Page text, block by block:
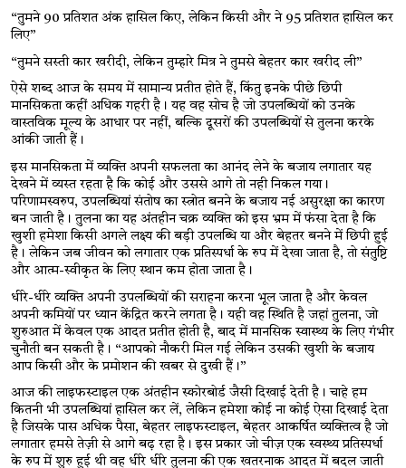
“तुमने 90 प्रतिशत अंक हासिल किए, लेकिन किसी और ने 95 प्रतिशत हासिल कर
लिए”
“तुमने सस्ती कार खरीदी, लेकिन तुम्हारे मित्र ने तुमसे बेहतर कार खरीद ली”
ऐसे शब्द आज के समय में सामान्य प्रतीत होते हैं, किंतु इनके पीछे छिपी
मानसिकता कहीं अधिक गहरी है। यह वह सोच है जो उपलब्धियों को उनके
वास्तविक मूल्य के आधार पर नहीं, बल्कि दूसरों की उपलब्धियों से तुलना करके
आंकी जाती हैं।
इस मानसिकता में व्यक्ति अपनी सफलता का आनंद लेने के बजाय लगातार यह
देखने में व्यस्त रहता है कि कोई और उससे आगे तो नही निकल गया।
परिणामस्वरुप, उपलब्धियां संतोष का स्त्रोत बनने के बजाय नई असुरक्षा का कारण
बन जाती है। तुलना का यह अंतहीन चक्र व्यक्ति को इस भ्रम में फंसा देता है कि
खुशी हमेशा किसी अगले लक्ष्य की बड़ी उपलब्धि या और बेहतर बनने में छिपी हुई
है। लेकिन जब जीवन को लगातार एक प्रतिस्पर्धा के रुप में देखा जाता है, तो संतुष्टि
और आत्म-स्वीकृत के लिए स्थान कम होता जाता है।
धीरे-धीरे व्यक्ति अपनी उपलब्धियों की सराहना करना भूल जाता है और केवल
अपनी कमियों पर ध्यान केंद्रित करने लगता है। यही वह स्थिति है जहां तुलना, जो
शुरुआत में केवल एक आदत प्रतीत होती है, बाद में मानसिक स्वास्थ्य के लिए गंभीर
चुनौती बन सकती है। “आपको नौकरी मिल गई लेकिन उसकी खुशी के बजाय
आप किसी और के प्रमोशन की खबर से दुखी हैं।”
आज की लाइफस्टाइल एक अंतहीन स्कोरबोर्ड जैसी दिखाई देती है। चाहे हम
कितनी भी उपलब्धियां हासिल कर लें, लेकिन हमेशा कोई ना कोई ऐसा दिखाई देता
है जिसके पास अधिक पैसा, बेहतर लाइफस्टाइल, बेहतर आकर्षित व्यक्तित्व है जो
लगातार हमसे तेज़ी से आगे बढ़ रहा है। इस प्रकार जो चीज़ एक स्वस्थ्य प्रतिस्पर्धा
के रुप में शुरु हुई थी वह धीरे धीरे तुलना की एक खतरनाक आदत में बदल जाती